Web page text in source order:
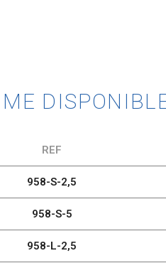
REF
958-S-2,5
958-S-5
958-L-2,5